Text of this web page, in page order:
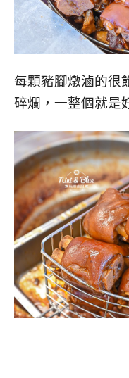
每顆豬腳燉滷的很
碎爛，一整個就是